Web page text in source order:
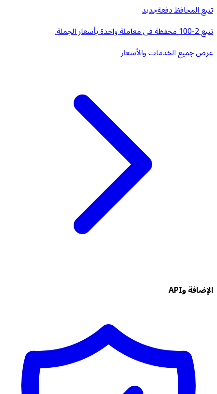
تتبع المحافظ دفعةجديد
تتبع 2-100 محفظة في معاملة واحدة بأسعار الجملة.
عرض جميع الخدمات والأسعار
الإضافة وAPI